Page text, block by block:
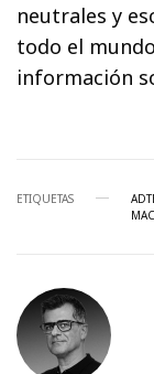
neutrales y
todo el
información
ETIQUETAS